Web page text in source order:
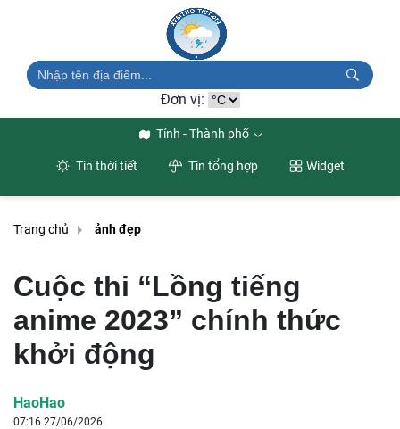
Đơn vị:
Tỉnh - Thành phố
Tin thời tiết Tin tổng hợp Widget
Trang chủ ảnh đẹp
Cuộc thi “Lồng tiếng
anime 2023” chính thức
khởi động
HaoHao
07:16 27/06/2026